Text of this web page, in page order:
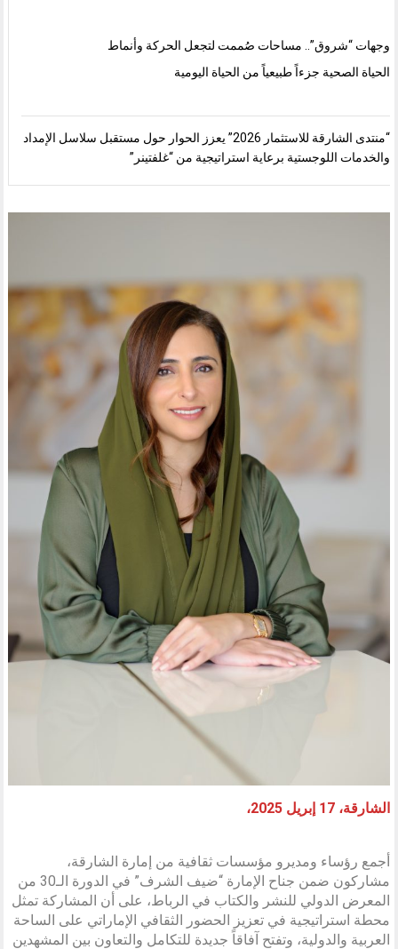
وجهات “شروق”.. مساحات صُممت لتجعل الحركة وأنماط
الحياة الصحية جزءاً طبيعياً من الحياة اليومية
“منتدى الشارقة للاستثمار 2026” يعزز الحوار حول مستقبل سلاسل الإمداد
والخدمات اللوجستية برعاية استراتيجية من “غلفتينر”
الشارقة، 17 إبريل 2025،
أجمع رؤساء ومديرو مؤسسات ثقافية من إمارة الشارقة،
مشاركون ضمن جناح الإمارة “ضيف الشرف” في الدورة الـ30 من
المعرض الدولي للنشر والكتاب في الرباط، على أن المشاركة تمثل
محطة استراتيجية في تعزيز الحضور الثقافي الإماراتي على الساحة
العربية والدولية، وتفتح آفاقاً جديدة للتكامل والتعاون بين المشهدين